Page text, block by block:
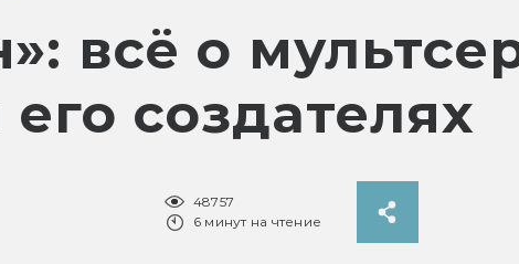
всё о
создателях
48757
6 минут на чтение